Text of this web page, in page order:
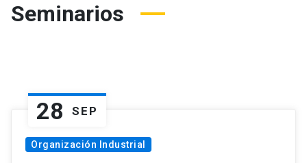
Seminarios
28 SEP
Organización Industrial